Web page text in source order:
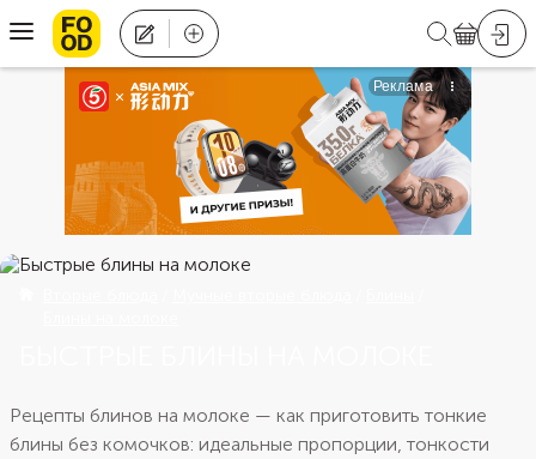
Рецепты блинов на молоке — как приготовить тонкие
блины без комочков: идеальные пропорции, тонкости